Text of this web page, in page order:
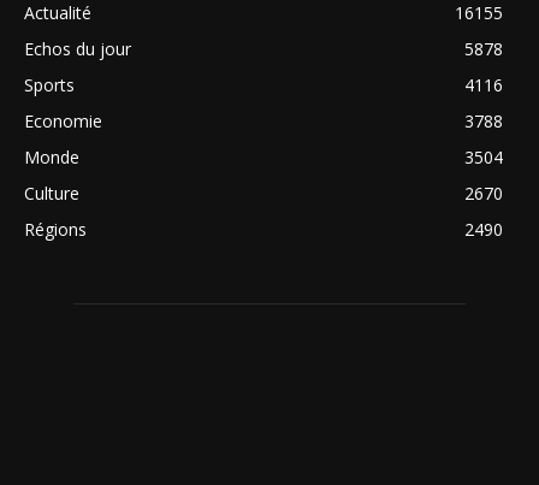
Actualité
16155
Echos du jour
5878
Sports
4116
Economie
3788
Monde
3504
Culture
2670
Régions
2490